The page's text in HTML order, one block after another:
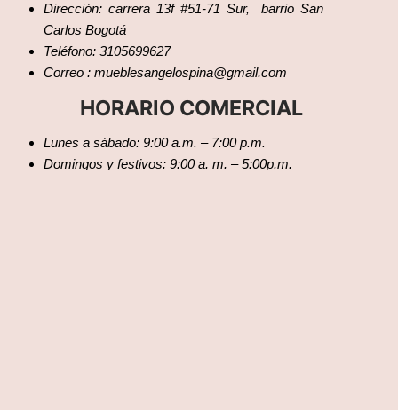
Dirección: carrera 13f #51-71 Sur, barrio San
Carlos Bogotá
Teléfono: 3105699627
Correo : mueblesangelospina@gmail.com
HORARIO COMERCIAL
Lunes a sábado: 9:00 a.m. – 7:00 p.m.
Domingos y festivos: 9:00 a. m. – 5:00p.m.